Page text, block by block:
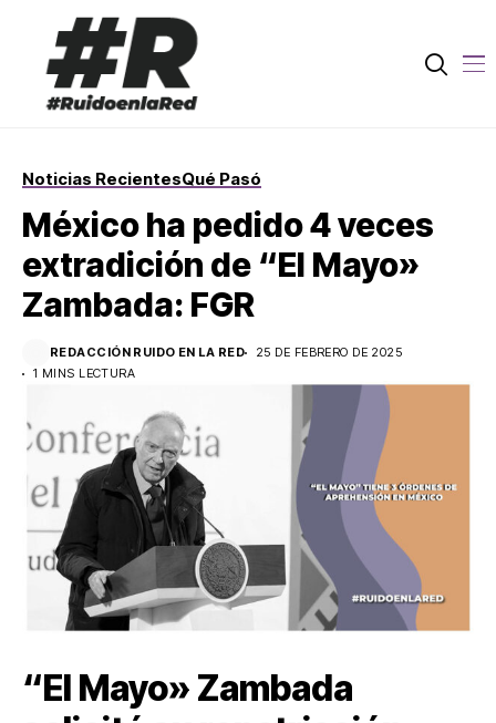
Noticias RecientesQué Pasó
México ha pedido 4 veces
extradición de “El Mayo»
Zambada: FGR
REDACCIÓN RUIDO EN LA RED
25 DE FEBRERO DE 2025
1 MINS LECTURA
“El Mayo» Zambada